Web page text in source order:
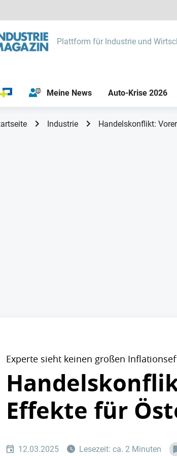
Plattform für Industrie und
Meine News Auto-Krise 2026
Industrie Handelskonflikt:
Experte sieht keinen großen
Effekte für
12.03.2025 Lesezeit: ca. 2 Minuten